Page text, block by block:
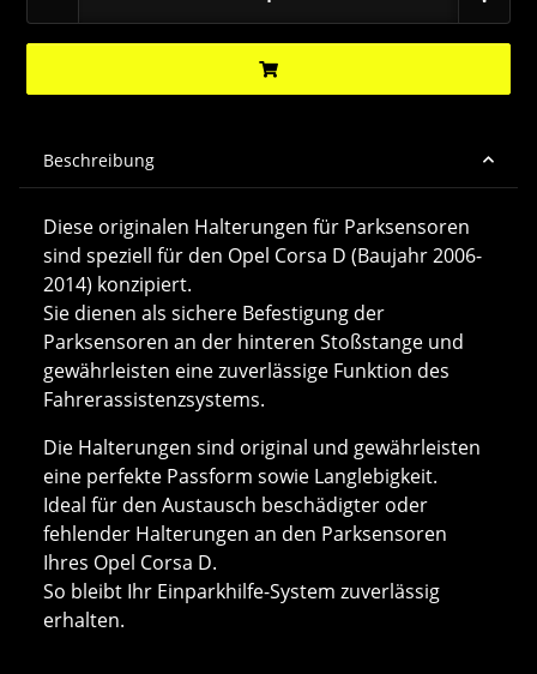
Beschreibung
Diese originalen Halterungen für Parksensoren
sind speziell für den Opel Corsa D (Baujahr 2006-
2014) konzipiert.
Sie dienen als sichere Befestigung der
Parksensoren an der hinteren Stoßstange und
gewährleisten eine zuverlässige Funktion des
Fahrerassistenzsystems.
Die Halterungen sind original und gewährleisten
eine perfekte Passform sowie Langlebigkeit.
Ideal für den Austausch beschädigter oder
fehlender Halterungen an den Parksensoren
Ihres Opel Corsa D.
So bleibt Ihr Einparkhilfe-System zuverlässig
erhalten.